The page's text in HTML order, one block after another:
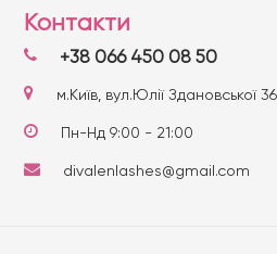
Контакти
+38 066 450 08 50
м.Київ, вул.Юлії Здановської
Пн-Нд 9:00 - 21:00
divalenlashes@gmail.com